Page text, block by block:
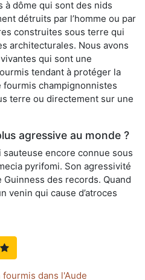
à dôme qui sont des nids
détruits par l’homme ou par
construites sous terre qui
architecturales. Nous avons
qui sont une
tendant à protéger la
champignonnistes
terre ou directement sur une
agressive au monde ?
sauteuse encore connue sous
pyrifomi. Son agressivité
Guinness des records. Quand
venin qui cause d’atroces
dans l'Aude